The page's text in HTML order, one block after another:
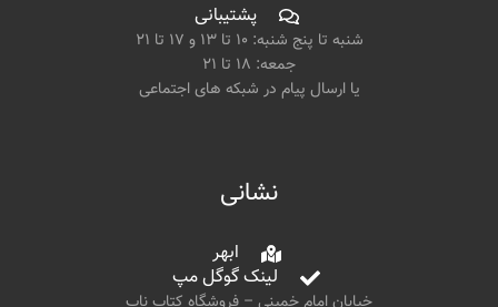
پشتیبانی
شنبه تا پنج شنبه: ۱۰ تا ۱۳ و ۱۷ تا ۲۱
جمعه: ۱۸ تا ۲۱
یا ارسال پیام در شبکه های اجتماعی
نشانی
ابهر
لینک گوگل مپ
خیابان امام خمینی – فروشگاه کتاب ناب